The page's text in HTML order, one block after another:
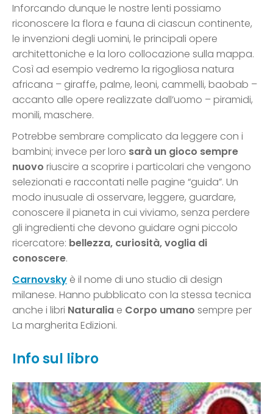
Inforcando dunque le nostre lenti possiamo
riconoscere la flora e fauna di ciascun continente,
le invenzioni degli uomini, le principali opere
architettoniche e la loro collocazione sulla mappa.
Così ad esempio vedremo la rigogliosa natura
africana – giraffe, palme, leoni, cammelli, baobab –
accanto alle opere realizzate dall’uomo – piramidi,
monili, maschere.
Potrebbe sembrare complicato da leggere con i
bambini; invece per loro sarà un gioco sempre
nuovo riuscire a scoprire i particolari che vengono
selezionati e raccontati nelle pagine “guida”. Un
modo inusuale di osservare, leggere, guardare,
conoscere il pianeta in cui viviamo, senza perdere
gli ingredienti che devono guidare ogni piccolo
ricercatore: bellezza, curiosità, voglia di
conoscere.
Carnovsky è il nome di uno studio di design
milanese. Hanno pubblicato con la stessa tecnica
anche i libri Naturalia e Corpo umano sempre per
La margherita Edizioni.
Info sul libro